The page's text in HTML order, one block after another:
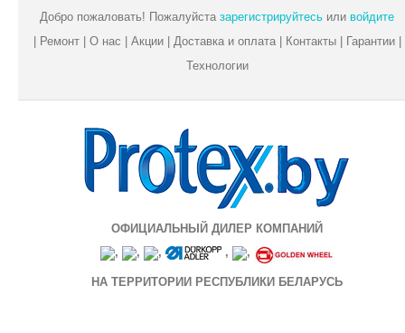
Добро пожаловать! Пожалуйста зарегистрируйтесь или войдите
Ремонт| О нас Акции| Доставка и оплата| Контакты| Гарантии|
Технологии
ОФИЦИАЛЬНЫЙ ДИЛЕР КОМПАНИЙ
,
, , , ,
НА ТЕРРИТОРИИ РЕСПУБЛИКИ БЕЛАРУСЬ